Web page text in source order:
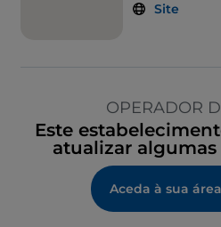
Site
OPERADOR
Este
atualizar
Aceda à sua